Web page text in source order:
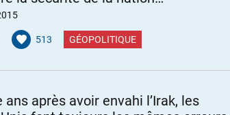
»
513 GÉOPOLITIQUE
ans après avoir envahi l’Irak, les